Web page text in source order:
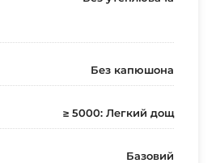
Без капюшона
≥ 5000: Легкий дощ
Базовий